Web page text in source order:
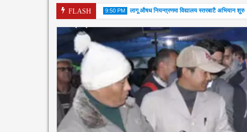
FLASH
निगमको प्रादेशिक कार्यालयमा छापा 9:50 PM
04 Aug
2026
लागू औषध नियन्त्रणमा विद्यालय स्तरबाटै अभियान शुरु